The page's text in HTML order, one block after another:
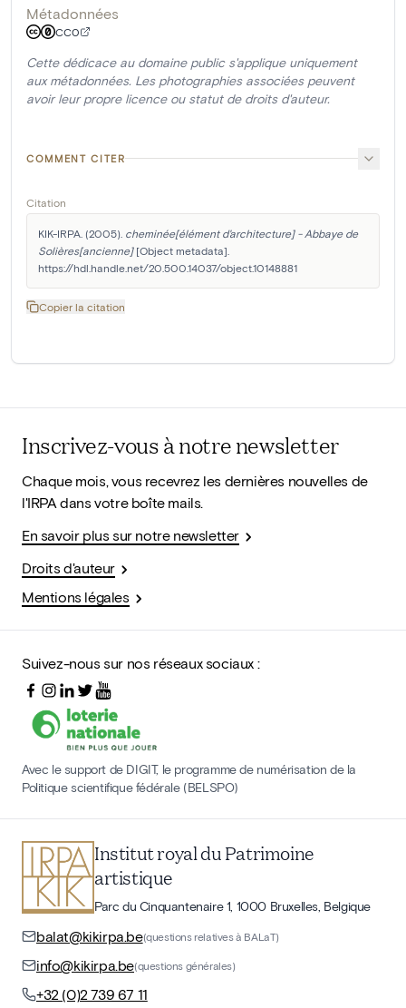
Métadonnées
CC0
Cette dédicace au domaine public s'applique uniquement
aux métadonnées. Les photographies associées peuvent
avoir leur propre licence ou statut de droits d'auteur.
COMMENT CITER
Citation
KIK-IRPA. (2005). cheminée[élément d'architecture] - Abbaye de
Solières[ancienne] [Object metadata].
https://hdl.handle.net/20.500.14037/object.10148881
Copier la citation
Inscrivez-vous à notre newsletter
Chaque mois, vous recevrez les dernières nouvelles de
l'IRPA dans votre boîte mails.
En savoir plus sur notre newsletter
Droits d'auteur
Mentions légales
Suivez-nous sur nos réseaux sociaux :
Avec le support de DIGIT, le programme de numérisation de la
Politique scientifique fédérale (BELSPO)
Institut royal du Patrimoine
artistique
Parc du Cinquantenaire 1, 1000 Bruxelles, Belgique
balat@kikirpa.be(questions relatives à BALaT)
info@kikirpa.be(questions générales)
+32 (0)2 739 67 11